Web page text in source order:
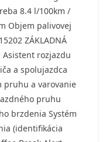
8.4 l/100km /
Objem palivovej
ZÁKLADNÁ
Asistent rozjazdu
a spolujazdca
pruhu a varovanie
pruhu
brzdenia Systém
(identifikácia